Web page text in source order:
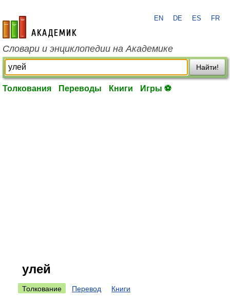
academic.ru
EN DE ES FR
Словари и энциклопедии на Академике
Найти!
Толкования Переводы Книги Игры ⚽
улей
Толкование Перевод Книги